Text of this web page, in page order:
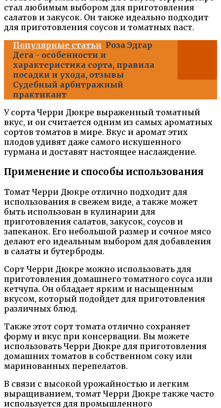
стал любимым выбором для приготовления
салатов и закусок. Он также идеально подходит
для приготовления соусов и томатных паст.
Популярные статьи Роза Эдгар
Дега - особенности и
характеристика сорта, правила
посадки и ухода, отзывы
Судебный арбитражный
практикант
У сорта Черри Дюкре выраженный томатный
вкус, и он считается одним из самых ароматных
сортов томатов в мире. Вкус и аромат этих
плодов удивят даже самого искушенного
гурмана и доставят настоящее наслаждение.
Применение и способы использования
Томат Черри Дюкре отлично подходит для
использования в свежем виде, а также может
быть использован в кулинарии для
приготовления салатов, закусок, соусов и
запеканок. Его небольшой размер и сочное мясо
делают его идеальным выбором для добавления
в салаты и бутерброды.
Сорт Черри Дюкре можно использовать для
приготовления домашнего томатного соуса или
кетчупа. Он обладает ярким и насыщенным
вкусом, который подойдет для приготовления
различных блюд.
Также этот сорт томата отлично сохраняет
форму и вкус при консервации. Вы можете
использовать Черри Дюкре для приготовления
домашних томатов в собственном соку или
маринованных перепелатов.
В связи с высокой урожайностью и легким
выращиванием, томат Черри Дюкре также часто
используется для промышленного